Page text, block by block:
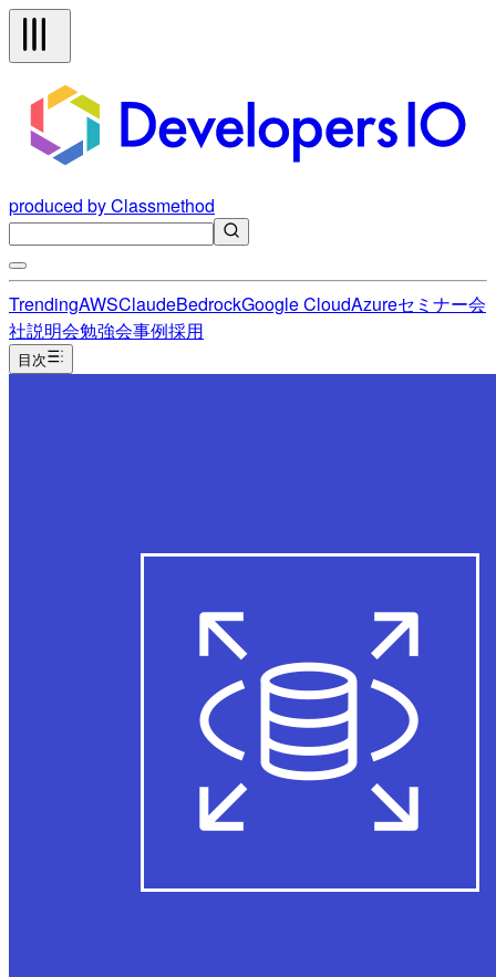
produced by Classmethod
TrendingAWSClaudeBedrockGoogle CloudAzureセミナー会
社説明会勉強会事例採用
目次